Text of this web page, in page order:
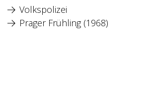
Volkspolizei
Prager Frühling (1968)